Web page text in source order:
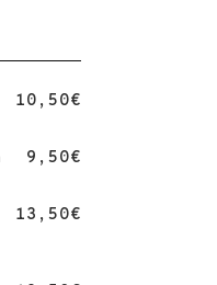
10,50€
9,50€
13,50€